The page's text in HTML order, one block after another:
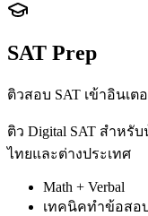
SAT Prep
ติวสอบ SAT เข้าอินเต
ติว Digital SAT สำหรั
ไทยและต่างประเทศ
Math + Verbal
เทคนิคทำข้อสอบ